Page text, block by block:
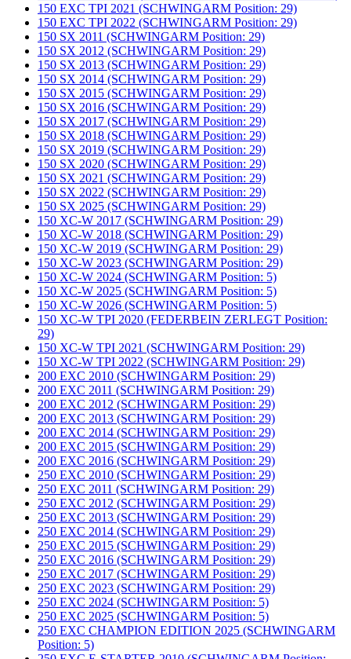
150 EXC TPI 2021 (SCHWINGARM Position: 29)
150 EXC TPI 2022 (SCHWINGARM Position: 29)
150 SX 2011 (SCHWINGARM Position: 29)
150 SX 2012 (SCHWINGARM Position: 29)
150 SX 2013 (SCHWINGARM Position: 29)
150 SX 2014 (SCHWINGARM Position: 29)
150 SX 2015 (SCHWINGARM Position: 29)
150 SX 2016 (SCHWINGARM Position: 29)
150 SX 2017 (SCHWINGARM Position: 29)
150 SX 2018 (SCHWINGARM Position: 29)
150 SX 2019 (SCHWINGARM Position: 29)
150 SX 2020 (SCHWINGARM Position: 29)
150 SX 2021 (SCHWINGARM Position: 29)
150 SX 2022 (SCHWINGARM Position: 29)
150 SX 2025 (SCHWINGARM Position: 29)
150 XC-W 2017 (SCHWINGARM Position: 29)
150 XC-W 2018 (SCHWINGARM Position: 29)
150 XC-W 2019 (SCHWINGARM Position: 29)
150 XC-W 2023 (SCHWINGARM Position: 29)
150 XC-W 2024 (SCHWINGARM Position: 5)
150 XC-W 2025 (SCHWINGARM Position: 5)
150 XC-W 2026 (SCHWINGARM Position: 5)
150 XC-W TPI 2020 (FEDERBEIN ZERLEGT Position:
29)
150 XC-W TPI 2021 (SCHWINGARM Position: 29)
150 XC-W TPI 2022 (SCHWINGARM Position: 29)
200 EXC 2010 (SCHWINGARM Position: 29)
200 EXC 2011 (SCHWINGARM Position: 29)
200 EXC 2012 (SCHWINGARM Position: 29)
200 EXC 2013 (SCHWINGARM Position: 29)
200 EXC 2014 (SCHWINGARM Position: 29)
200 EXC 2015 (SCHWINGARM Position: 29)
200 EXC 2016 (SCHWINGARM Position: 29)
250 EXC 2010 (SCHWINGARM Position: 29)
250 EXC 2011 (SCHWINGARM Position: 29)
250 EXC 2012 (SCHWINGARM Position: 29)
250 EXC 2013 (SCHWINGARM Position: 29)
250 EXC 2014 (SCHWINGARM Position: 29)
250 EXC 2015 (SCHWINGARM Position: 29)
250 EXC 2016 (SCHWINGARM Position: 29)
250 EXC 2017 (SCHWINGARM Position: 29)
250 EXC 2023 (SCHWINGARM Position: 29)
250 EXC 2024 (SCHWINGARM Position: 5)
250 EXC 2025 (SCHWINGARM Position: 5)
250 EXC CHAMPION EDITION 2025 (SCHWINGARM
Position: 5)